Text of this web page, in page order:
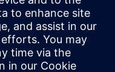
integrálódjon a